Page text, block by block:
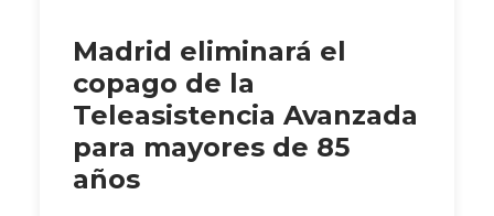
Madrid eliminará el
copago de la
Teleasistencia Avanzada
para mayores de 85
años